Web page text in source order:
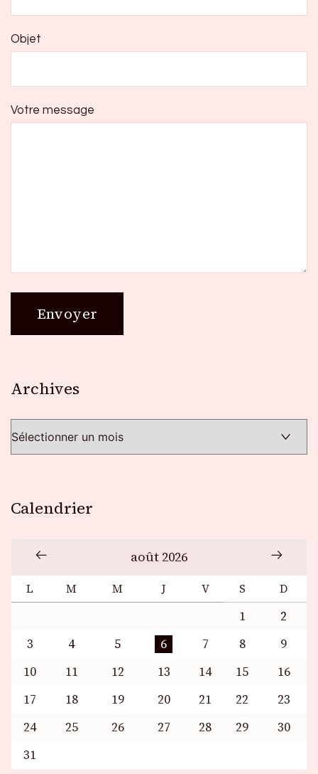
Objet
Votre message
Archives
Calendrier
août 2026
L M M J V S D
1
2
3
4 5 6 7 8
9
10
11 12 13 14 15
16
17
18 19 20 21 22
23
24
25 26 27 28 29
30
31